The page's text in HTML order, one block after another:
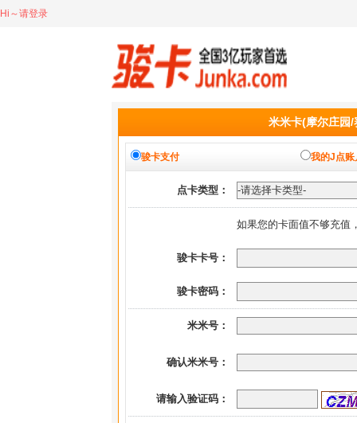
Hi～请登录
米米卡(摩尔庄园
骏卡支付 我的J点账
点卡类型：
如果您的卡面值不够充值
骏卡卡号：
骏卡密码：
米米号：
确认米米号：
请输入验证码：